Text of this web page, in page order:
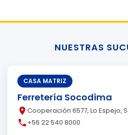
NUESTRAS
CASA MATRIZ
Ferretería Socodima
place Cooperación 6577, Lo Espejo,
call+56 22 540 8000